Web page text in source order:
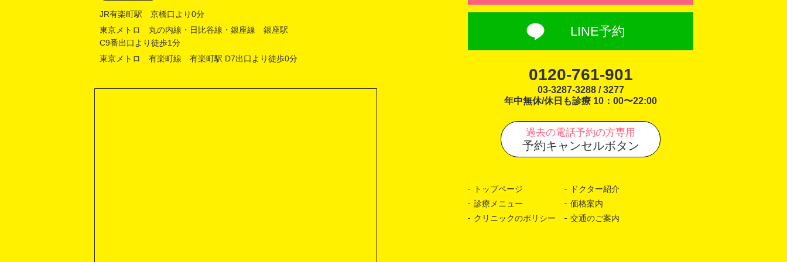
JR有楽町駅 京橋口より0分
東京メトロ 丸の内線・日比谷線・銀座線 銀座駅
C9番出口より徒歩1分
東京メトロ 有楽町線 有楽町駅 D7出口より徒歩0分
LINE予約
0120-761-901
03-3287-3288 / 3277
年中無休/休日も診療 10：00〜22:00
過去の電話予約の方専用
予約キャンセルボタン
トップページ
ドクター紹介
診療メニュー
価格案内
クリニックのポリシー
交通のご案内